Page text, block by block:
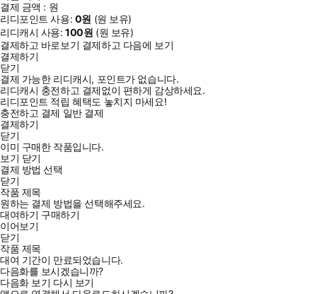
결제 금액 : 원
리디포인트 사용: 0원 (원 보유)
리디캐시 사용:100원 (원 보유)
결제하고 바로보기 결제하고 다음에 보기
결제하기
닫기
결제 가능한 리디캐시, 포인트가 없습니다.
리디캐시 충전하고 결제없이 편하게 감상하세요.
리디포인트 적립 혜택도 놓치지 마세요!
충전하고 결제 일반 결제
결제하기
닫기
이미 구매한 작품입니다.
보기 닫기
결제 방법 선택
닫기
작품 제목
원하는 결제 방법을 선택해주세요.
대여하기 구매하기
이어보기
닫기
작품 제목
대여 기간이 만료되었습니다.
다음화를 보시겠습니까?
다음화 보기 다시 보기